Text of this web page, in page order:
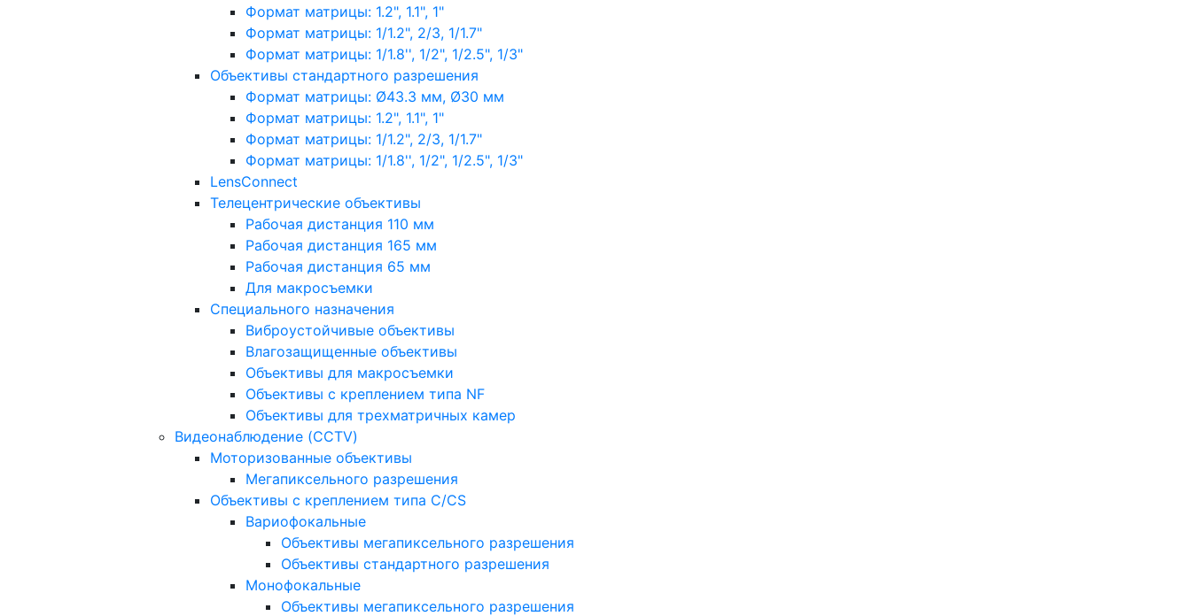
Формат матрицы: 1.2", 1.1", 1"
Формат матрицы: 1/1.2", 2/3, 1/1.7"
Формат матрицы: 1/1.8'', 1/2", 1/2.5", 1/3"
Объективы стандартного разрешения
Формат матрицы: Ø43.3 мм, Ø30 мм
Формат матрицы: 1.2", 1.1", 1"
Формат матрицы: 1/1.2", 2/3, 1/1.7"
Формат матрицы: 1/1.8'', 1/2", 1/2.5", 1/3"
LensConnect
Телецентрические объективы
Рабочая дистанция 110 мм
Рабочая дистанция 165 мм
Рабочая дистанция 65 мм
Для макросъемки
Специального назначения
Виброустойчивые объективы
Влагозащищенные объективы
Объективы для макросъемки
Объективы с креплением типа NF
Объективы для трехматричных камер
Видеонаблюдение (CCTV)
Моторизованные объективы
Мегапиксельного разрешения
Объективы с креплением типа C/CS
Вариофокальные
Объективы мегапиксельного разрешения
Объективы стандартного разрешения
Монофокальные
Объективы мегапиксельного разрешения